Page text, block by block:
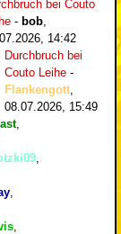
bei Couto
- bob
14:42
Durchbruch bei
Couto Leihe -
Flankengott
08.07.2026, 15:49
,